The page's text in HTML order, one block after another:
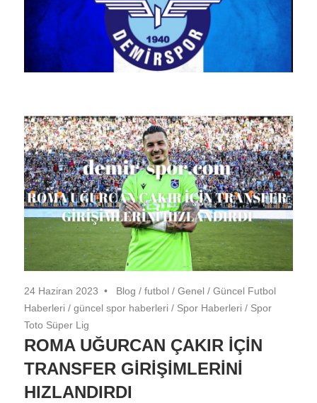
24 Haziran 2023 Blog / futbol / Genel / Güncel Futbol
Haberleri / güncel spor haberleri / Spor Haberleri / Spor
Toto Süper Lig
ROMA UĞURCAN ÇAKIR İÇİN
TRANSFER GİRİŞİMLERİNİ
HIZLANDIRDI